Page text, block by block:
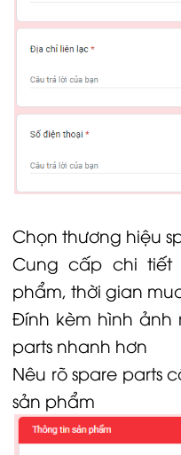
Chọn thương hiệu
Cung cấp chi tiết
phẩm, thời gian
Đính kèm hình ảnh
parts nhanh hơn
Nêu rõ spare parts
sản phẩm